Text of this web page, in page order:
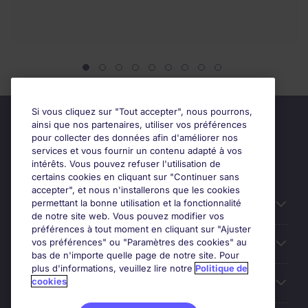
Candidats
Entreprises
Contact
Si vous cliquez sur "Tout accepter", nous pourrons,
ainsi que nos partenaires, utiliser vos préférences
pour collecter des données afin d'améliorer nos
services et vous fournir un contenu adapté à vos
intérêts. Vous pouvez refuser l'utilisation de
certains cookies en cliquant sur "Continuer sans
accepter", et nous n'installerons que les cookies
permettant la bonne utilisation et la fonctionnalité
de notre site web. Vous pouvez modifier vos
préférences à tout moment en cliquant sur "Ajuster
vos préférences" ou "Paramètres des cookies" au
bas de n'importe quelle page de notre site. Pour
plus d'informations, veuillez lire notre Politique de
cookies